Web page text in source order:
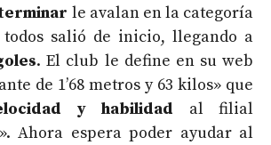
le avalan en la categoría
todos salió de inicio, llegando a
. El club le define en su web
de 1’68 metros y 63 kilos» que
y habilidad al filial
Ahora espera poder ayudar al